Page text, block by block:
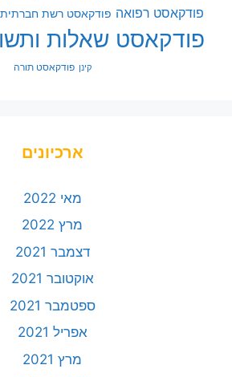
פודקאסט רפואה פודקאסט רשת חברתית
פודקאסט שאלות
קינן פודקאסט תורה
ארכיונים
מאי 2022
מרץ 2022
דצמבר 2021
אוקטובר 2021
ספטמבר 2021
אפריל 2021
מרץ 2021